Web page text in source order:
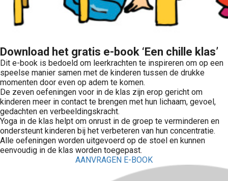
Download het gratis e-book ‘Een chille klas’
Dit e-book is bedoeld om leerkrachten te inspireren om op een
speelse manier samen met de kinderen tussen de drukke
momenten door even op adem te komen.
De zeven oefeningen voor in de klas zijn erop gericht om
kinderen meer in contact te brengen met hun lichaam, gevoel,
gedachten en verbeeldingskracht.
Yoga in de klas helpt om onrust in de groep te verminderen en
ondersteunt kinderen bij het verbeteren van hun concentratie.
Alle oefeningen worden uitgevoerd op de stoel en kunnen
eenvoudig in de klas worden toegepast.
AANVRAGEN E-BOOK